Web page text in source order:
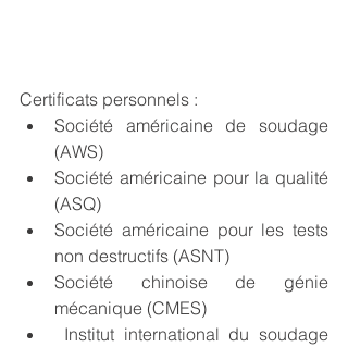
Certificats personnels :
Société américaine de soudage
(AWS)
Société américaine pour la qualité
(ASQ)
Société américaine pour les tests
non destructifs (ASNT)
Société chinoise de génie
mécanique (CMES)